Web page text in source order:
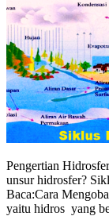
Pengertian
unsur hidrosfer?
Baca:Cara
yaitu hidros yang